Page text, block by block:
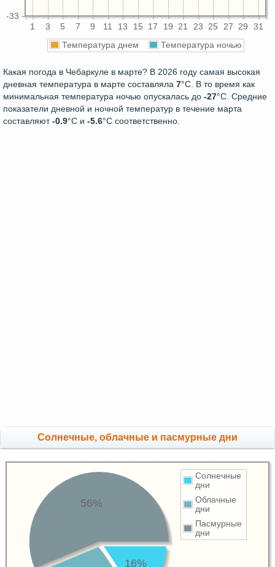
1 3 5 7 9 11 13 15 17 19 21 23 25 27 29 31
-33
Температура днем Температура ночью
Какая погода в Чебаркуле в марте? В 2026 году самая высокая
дневная температура в марте составляла 7°С. В то время как
минимальная температура ночью опускалась до -27°C. Средние
показатели дневной и ночной температур в течение марта
составляют-0.9°С и -5.6°С соответственно.
Cолнечные, облачные и пасмурные дни
Солнечные
дни
Облачные
дни
Пасмурные
дни
16%
56%